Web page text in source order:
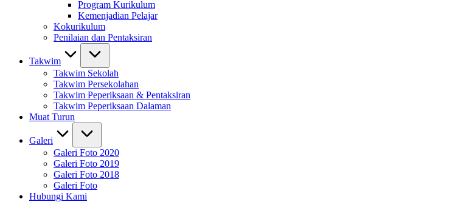
Program Kurikulum
Kemenjadian Pelajar
Kokurikulum
Penilaian dan Pentaksiran
Takwim
Takwim Sekolah
Takwim Persekolahan
Takwim Peperiksaan & Pentaksiran
Takwim Peperiksaan Dalaman
Muat Turun
Galeri
Galeri Foto 2020
Galeri Foto 2019
Galeri Foto 2018
Galeri Foto
Hubungi Kami